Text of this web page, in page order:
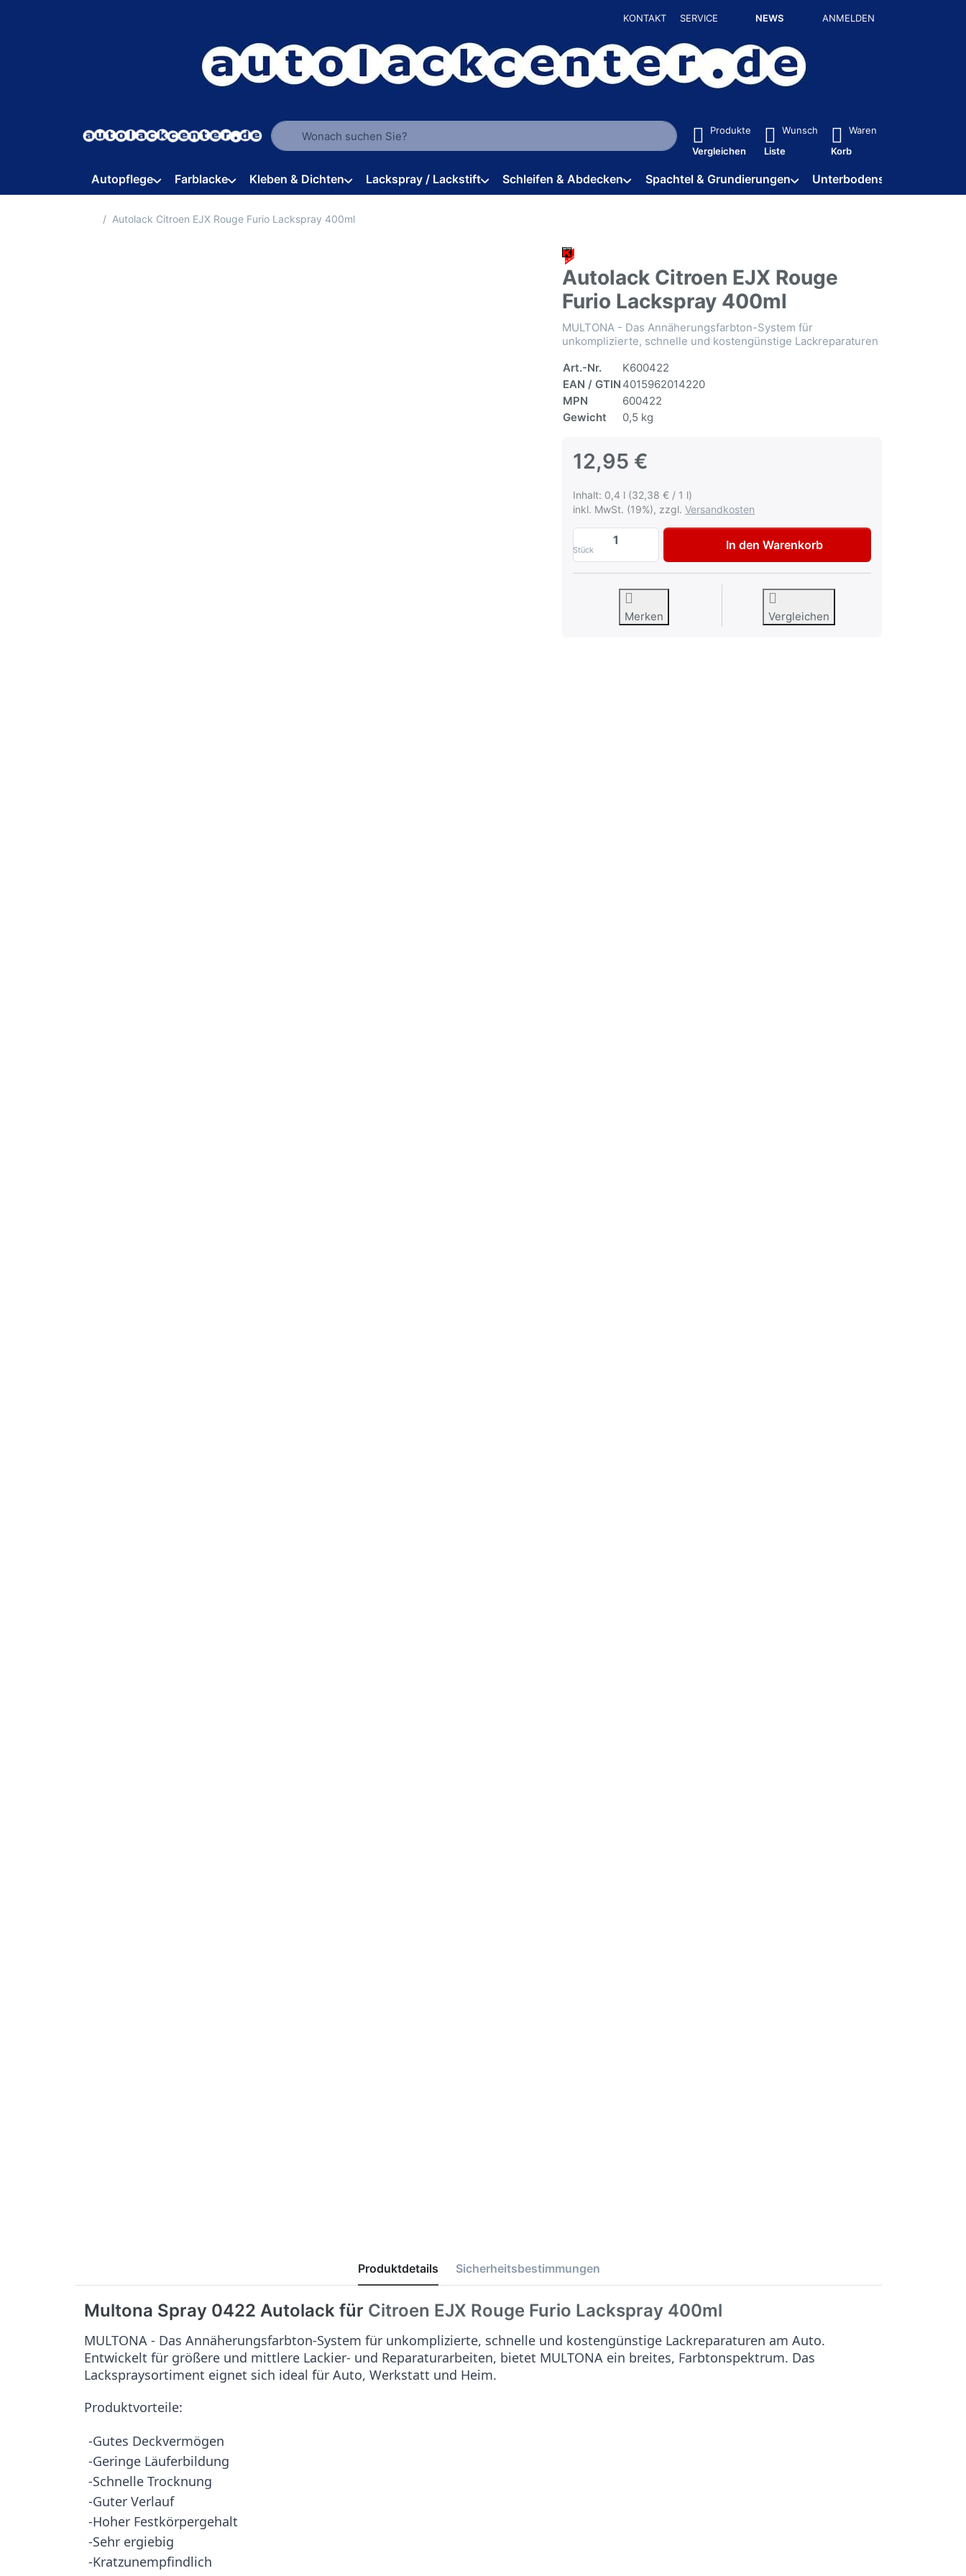
KONTAKT SERVICE NEWS ANMELDEN
Geben Sie einen Suchbegriff ein. Während Sie tippen, erscheinen automatisch erste Ergebnisse. Drücken Sie die Eingabetaste, um alle
Produkte
Vergleichen
Wunsch
Liste
Waren
Korb
Autopflege Farblacke Kleben & Dichten Lackspray / Lackstift Schleifen & Abdecken Spachtel & Grundierungen Unterbodenschutz / HV
Startseite
Autolack Citroen EJX Rouge Furio Lackspray 400ml
Autolack Citroen EJX Rouge
Furio Lackspray 400ml
MULTONA - Das Annäherungsfarbton-System für
unkomplizierte, schnelle und kostengünstige Lackreparaturen
Art.-Nr.
K600422
EAN / GTIN 4015962014220
MPN
600422
Gewicht
0,5 kg
12,95 €
Inhalt: 0,4 l (32,38 € / 1 l)
inkl. MwSt. (19%), zzgl. Versandkosten
Stück
Autolack Citroen EJX Rouge Furio Lackspray 400ml zu
In den Warenkorb
Merken Vergleichen
Produktdetails Sicherheitsbestimmungen
Multona Spray 0422 Autolack für Citroen EJX Rouge Furio Lackspray 400ml
MULTONA - Das Annäherungsfarbton-System für unkomplizierte, schnelle und kostengünstige Lackreparaturen am Auto.
Entwickelt für größere und mittlere Lackier- und Reparaturarbeiten, bietet MULTONA ein breites, Farbtonspektrum. Das
Lackspraysortiment eignet sich ideal für Auto, Werkstatt und Heim.
Produktvorteile:
-Gutes Deckvermögen
-Geringe Läuferbildung
-Schnelle Trocknung
-Guter Verlauf
-Hoher Festkörpergehalt
-Sehr ergiebig
-Kratzunempfindlich